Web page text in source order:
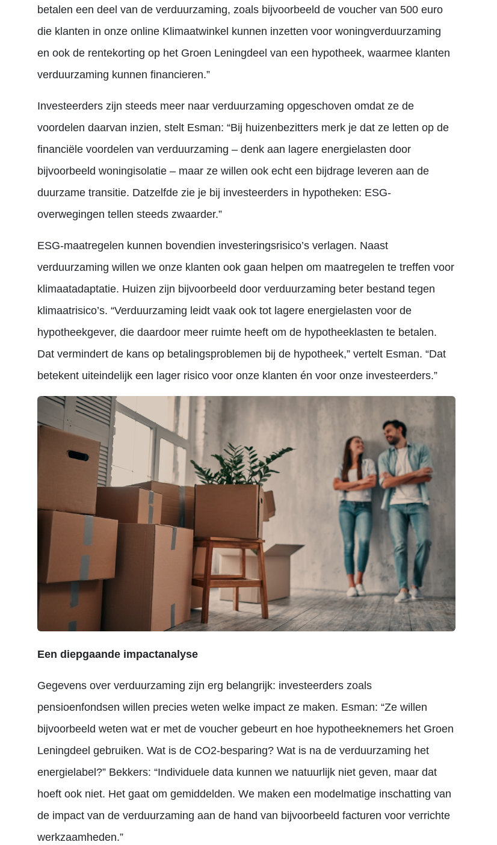
betalen een deel van de verduurzaming, zoals bijvoorbeeld de voucher van 500 euro
die klanten in onze online Klimaatwinkel kunnen inzetten voor woningverduurzaming
en ook de rentekorting op het Groen Leningdeel van een hypotheek, waarmee klanten
verduurzaming kunnen financieren.”
Investeerders zijn steeds meer naar verduurzaming opgeschoven omdat ze de
voordelen daarvan inzien, stelt Esman: “Bij huizenbezitters merk je dat ze letten op de
financiële voordelen van verduurzaming – denk aan lagere energielasten door
bijvoorbeeld woningisolatie – maar ze willen ook echt een bijdrage leveren aan de
duurzame transitie. Datzelfde zie je bij investeerders in hypotheken: ESG-
overwegingen tellen steeds zwaarder.”
ESG-maatregelen kunnen bovendien investeringsrisico’s verlagen. Naast
verduurzaming willen we onze klanten ook gaan helpen om maatregelen te treffen voor
klimaatadaptatie. Huizen zijn bijvoorbeeld door verduurzaming beter bestand tegen
klimaatrisico’s. “Verduurzaming leidt vaak ook tot lagere energielasten voor de
hypotheekgever, die daardoor meer ruimte heeft om de hypotheeklasten te betalen.
Dat vermindert de kans op betalingsproblemen bij de hypotheek,” vertelt Esman. “Dat
betekent uiteindelijk een lager risico voor onze klanten én voor onze investeerders.”
Een diepgaande impactanalyse
Gegevens over verduurzaming zijn erg belangrijk: investeerders zoals
pensioenfondsen willen precies weten welke impact ze maken. Esman: “Ze willen
bijvoorbeeld weten wat er met de voucher gebeurt en hoe hypotheeknemers het Groen
Leningdeel gebruiken. Wat is de CO2-besparing? Wat is na de verduurzaming het
energielabel?” Bekkers: “Individuele data kunnen we natuurlijk niet geven, maar dat
hoeft ook niet. Het gaat om gemiddelden. We maken een modelmatige inschatting van
de impact van de verduurzaming aan de hand van bijvoorbeeld facturen voor verrichte
werkzaamheden.”